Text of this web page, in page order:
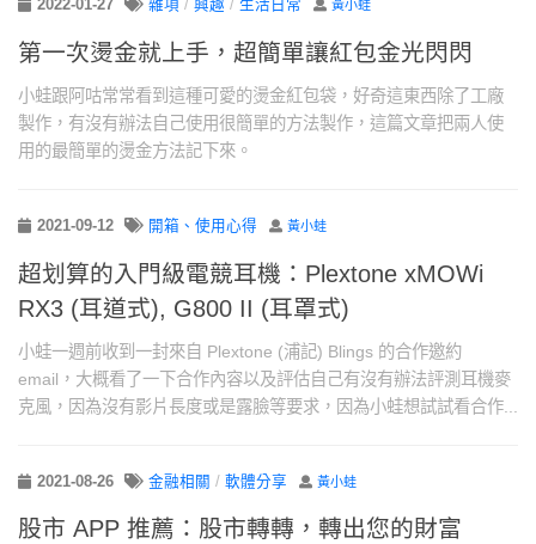
2022-01-27 雜項 / 興趣 / 生活日常 黃小蛙
第一次燙金就上手，超簡單讓紅包金光閃閃
小蛙跟阿咕常常看到這種可愛的燙金紅包袋，好奇這東西除了工廠
製作，有沒有辦法自己使用很簡單的方法製作，這篇文章把兩人使
用的最簡單的燙金方法記下來。
2021-09-12 開箱、使用心得 黃小蛙
超划算的入門級電競耳機：Plextone xMOWi
RX3 (耳道式), G800 II (耳罩式)
小蛙一週前收到一封來自 Plextone (浦記) Blings 的合作邀約
email，大概看了一下合作內容以及評估自己有沒有辦法評測耳機麥
克風，因為沒有影片長度或是露臉等要求，因為小蛙想試試看合作...
2021-08-26 金融相關 / 軟體分享 黃小蛙
股市 APP 推薦：股市轉轉，轉出您的財富